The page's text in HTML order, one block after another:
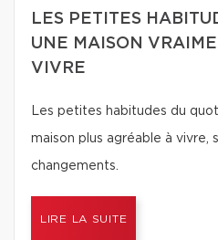
LES PETITES
UNE MAISON
VIVRE
Les petites habitudes du
maison plus agréable à vivre,
changements.
LIRE LA SUITE